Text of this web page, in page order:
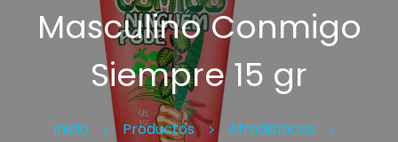
Masculino Conmigo
Siempre 15 gr
Inicio Productos
Afrodisíacos